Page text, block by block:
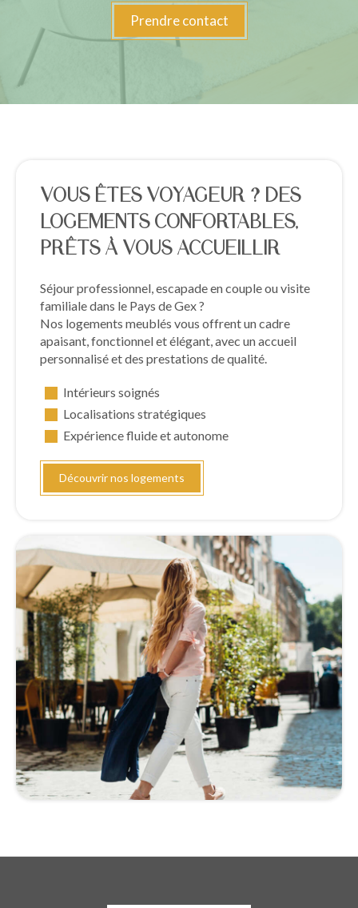
Prendre contact
VOUS ÊTES VOYAGEUR ? DES
LOGEMENTS CONFORTABLES,
PRÊTS À VOUS ACCUEILLIR
Séjour professionnel, escapade en couple ou visite
familiale dans le Pays de Gex ?
Nos logements meublés vous offrent un cadre
apaisant, fonctionnel et élégant, avec un accueil
personnalisé et des prestations de qualité.
Intérieurs soignés
Localisations stratégiques
Expérience fluide et autonome
Découvrir nos logements